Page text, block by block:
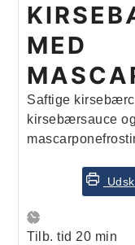
MED
Saftige
kirsebærsauce
Tilb. tid 20minutter
min